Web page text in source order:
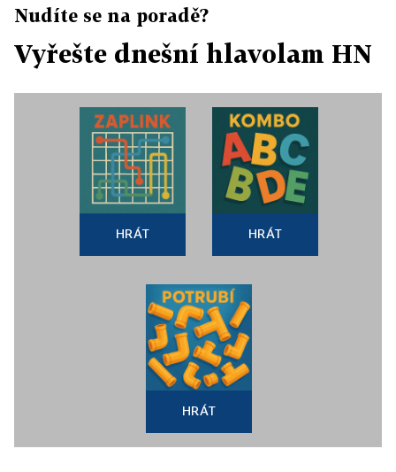
Nudíte se na poradě?
Vyřešte dnešní hlavolam HN
HRÁT HRÁT
HRÁT